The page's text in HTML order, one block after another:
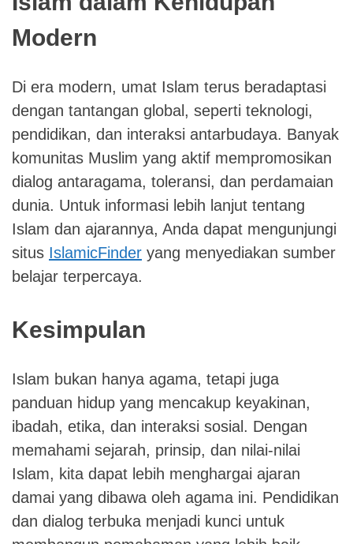
Modern
Di era modern, umat Islam terus beradaptasi
dengan tantangan global, seperti teknologi,
pendidikan, dan interaksi antarbudaya. Banyak
komunitas Muslim yang aktif mempromosikan
dialog antaragama, toleransi, dan perdamaian
dunia. Untuk informasi lebih lanjut tentang
Islam dan ajarannya, Anda dapat mengunjungi
situs IslamicFinder yang menyediakan sumber
belajar terpercaya.
Kesimpulan
Islam bukan hanya agama, tetapi juga
panduan hidup yang mencakup keyakinan,
ibadah, etika, dan interaksi sosial. Dengan
memahami sejarah, prinsip, dan nilai-nilai
Islam, kita dapat lebih menghargai ajaran
damai yang dibawa oleh agama ini. Pendidikan
dan dialog terbuka menjadi kunci untuk